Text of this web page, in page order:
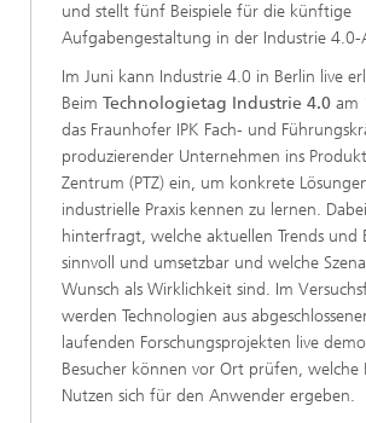
und stellt fünf Beispiele für die künftige
Aufgabengestaltung in der Industrie 4.0-
Im Juni kann Industrie 4.0 in Berlin live
Beim Technologietag Industrie 4.0 am
das Fraunhofer IPK Fach- und
produzierender Unternehmen ins
Zentrum (PTZ) ein, um konkrete
industrielle Praxis kennen zu lernen.
hinterfragt, welche aktuellen Trends und
sinnvoll und umsetzbar und welche
Wunsch als Wirklichkeit sind. Im
werden Technologien aus
laufenden Forschungsprojekten live
Besucher können vor Ort prüfen, welche
Nutzen sich für den Anwender ergeben.